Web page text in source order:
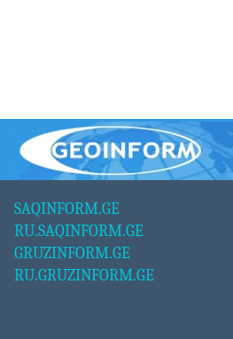
SAQINFORM.GE
RU.SAQINFORM.GE
GRUZINFORM.GE
RU.GRUZINFORM.GE